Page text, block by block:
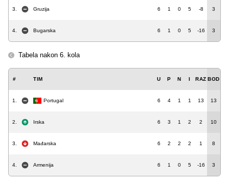
3. Gruzija 6 1 0 5 -8 3
4. Bugarska 6 1 0 5 -16 3
Tabela nakon 6. kola
# TIM U P N I RAZ BOD
1. Portugal 6 4 1 1 13 13
2. Irska 6 3 1 2 2 10
3. Mađarska 6 2 2 2 1 8
4. Armenija 6 1 0 5 -16 3